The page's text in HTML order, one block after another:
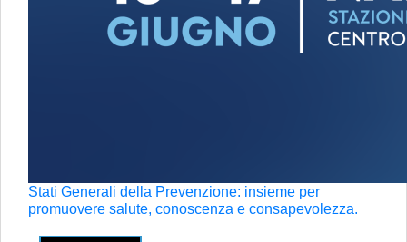
Stati Generali della Prevenzione: insieme per
promuovere salute, conoscenza e consapevolezza.